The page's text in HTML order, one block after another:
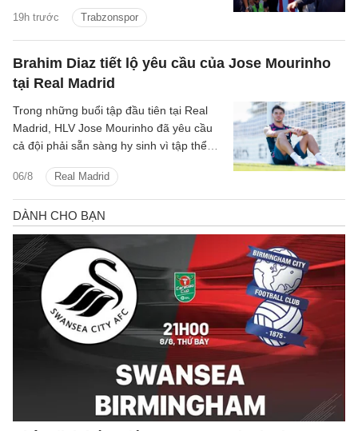
19h trước Trabzonspor
Brahim Diaz tiết lộ yêu cầu của Jose Mourinho
tại Real Madrid
06/8 Real Madrid
Trong những buổi tập đầu tiên tại Real
Madrid, HLV Jose Mourinho đã yêu cầu
cả đội phải sẵn sàng hy sinh vì tập thể